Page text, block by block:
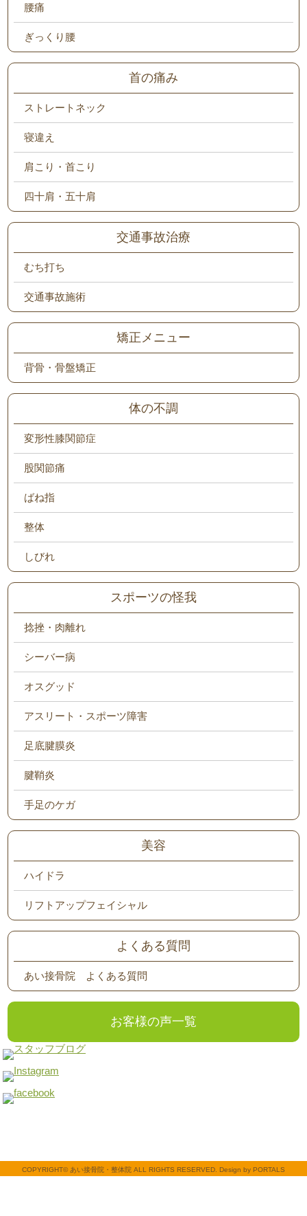
腰痛
ぎっくり腰
首の痛み
ストレートネック
寝違え
肩こり・首こり
四十肩・五十肩
交通事故治療
むち打ち
交通事故施術
矯正メニュー
背骨・骨盤矯正
体の不調
変形性膝関節症
股関節痛
ばね指
整体
しびれ
スポーツの怪我
捻挫・肉離れ
シーバー病
オスグッド
アスリート・スポーツ障害
足底腱膜炎
腱鞘炎
手足のケガ
美容
ハイドラ
リフトアップフェイシャル
よくある質問
あい接骨院 よくある質問
お客様の声一覧
COPYRIGHT© あい接骨院・整体院 ALL RIGHTS RESERVED. Design by PORTALS